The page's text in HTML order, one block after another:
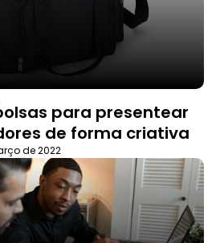
para presentear
de forma criativa
de 2022